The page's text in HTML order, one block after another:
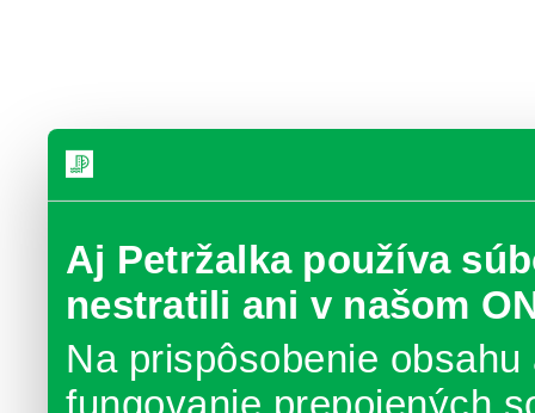
Aj Petržalka používa
nestratili ani v našom
Na prispôsobenie